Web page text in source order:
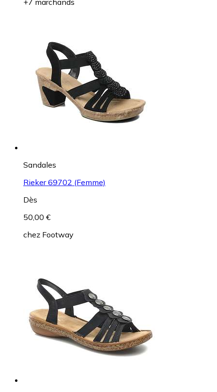
+7 marchands
Sandales
Rieker 69702 (Femme)
Dès
50,00 €
chez Footway